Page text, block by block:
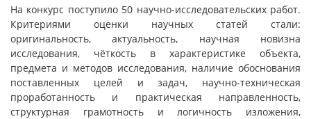
На конкурс поступило 50 научно-исследовательских работ.
Критериями оценки научных статей стали:
оригинальность, актуальность, научная новизна
исследования, чёткость в характеристике объекта,
предмета и методов исследования, наличие обоснования
поставленных целей и задач, научно-техническая
проработанность и практическая направленность,
структурная грамотность и логичность изложения,